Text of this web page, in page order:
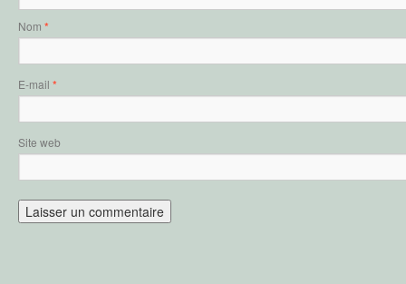
Nom *
E-mail *
Site web